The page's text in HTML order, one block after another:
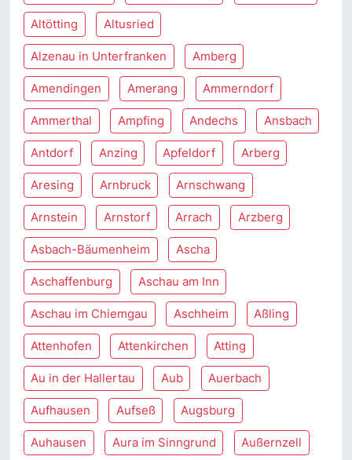
Altötting Altusried
Alzenau in Unterfranken Amberg
Amendingen Amerang Ammerndorf
Ammerthal Ampfing Andechs Ansbach
Antdorf Anzing Apfeldorf Arberg
Aresing Arnbruck Arnschwang
Arnstein Arnstorf Arrach Arzberg
Asbach-Bäumenheim Ascha
Aschaffenburg Aschau am Inn
Aschau im Chiemgau Aschheim Aßling
Attenhofen Attenkirchen Atting
Au in der Hallertau Aub Auerbach
Aufhausen Aufseß Augsburg
Auhausen Aura im Sinngrund Außernzell